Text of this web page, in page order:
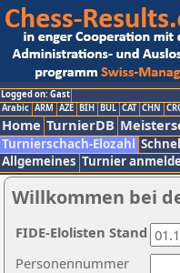
Logged on: Gast
Arabic ARM AZE BIH BUL CAT CHN
Home TurnierDB
Turnierschach-Elozahl
Allgemeines Turnier
Willkommen bei
Personennummer
FIDE-Elolisten Stand